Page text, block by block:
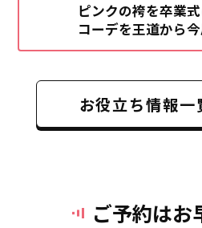
ピンクの袴を卒業
コーデを王道から
お役立ち情報一
ご予約はお